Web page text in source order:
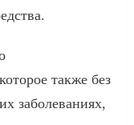
также без
заболеваниях,